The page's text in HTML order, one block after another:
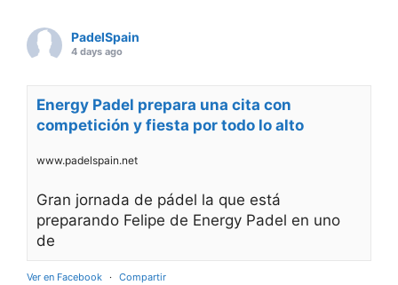
PadelSpain
4 days ago
Energy Padel prepara una cita con
competición y fiesta por todo lo alto
www.padelspain.net
Gran jornada de pádel la que está
preparando Felipe de Energy Padel en uno
de
Ver en Facebook · Compartir